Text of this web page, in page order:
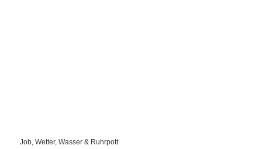
Job, Wetter, Wasser & Ruhrpott